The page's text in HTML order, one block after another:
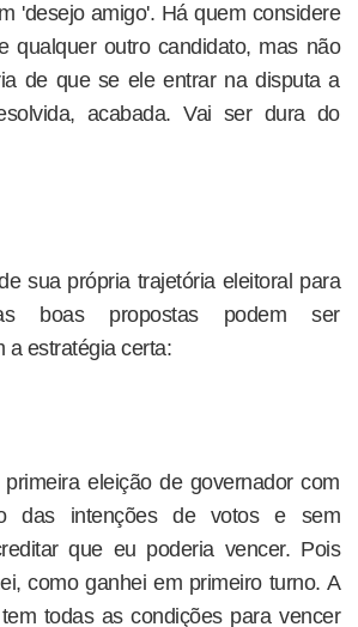
'desejo amigo'. Há quem considere
qualquer outro candidato, mas não
de que se ele entrar na disputa a
acabada. Vai ser dura do
sua própria trajetória eleitoral para
boas propostas podem ser
a estratégia certa:
eleição de governador com
das intenções de votos e sem
que eu poderia vencer. Pois
como ganhei em primeiro turno. A
todas as condições para vencer